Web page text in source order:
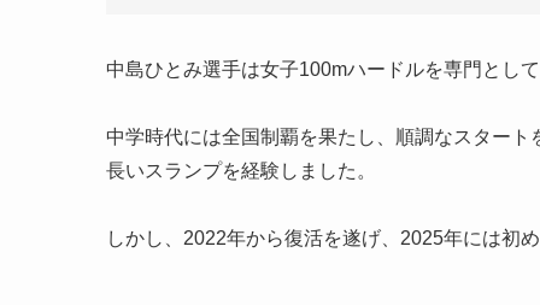
中島ひとみ選手は女子100mハードルを専門とし
中学時代には全国制覇を果たし、順調なスター
長いスランプを経験しました。
しかし、2022年から復活を遂げ、2025年には初